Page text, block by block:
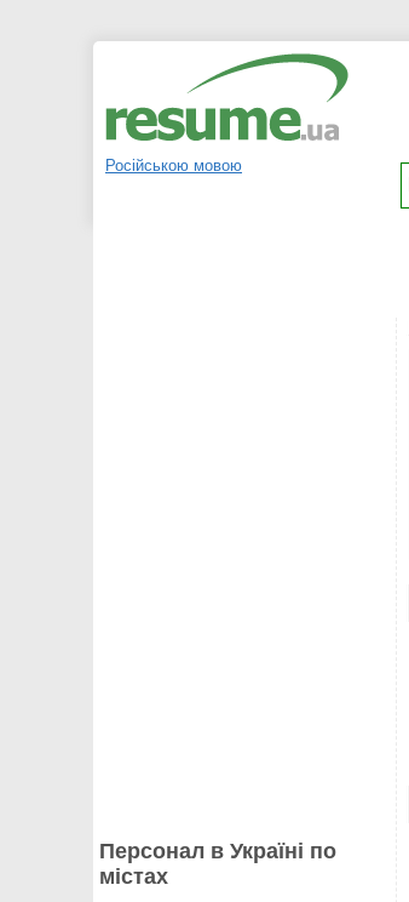
Російською мовою
Персонал в Україні по
містах